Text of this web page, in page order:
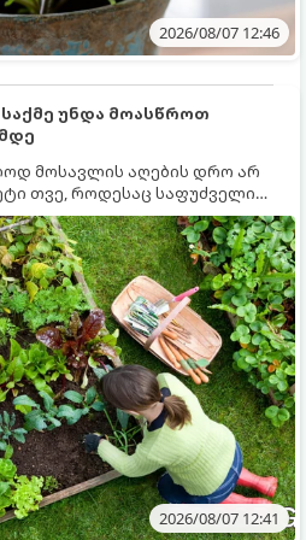
2026/08/07 12:46
საქმე უნდა მოასწროთ
მოსავლის აღების დრო არ
თვე, როდესაც საფუძველი
და ბაღი მზადდება
იმისათვის, რომ
ხოლო მცენარეებმა
ბოლომდე 5
უნდა მოასწროთ:
2026/08/07 12:41